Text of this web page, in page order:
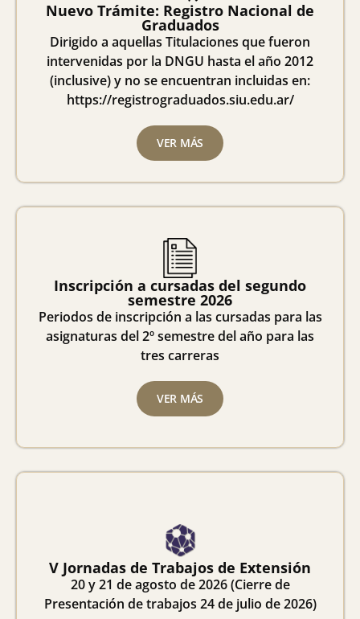
Nuevo Trámite: Registro Nacional de
Graduados
Dirigido a aquellas Titulaciones que fueron
intervenidas por la DNGU hasta el año 2012
(inclusive) y no se encuentran incluidas en:
https://registrograduados.siu.edu.ar/
VER MÁS
Inscripción a cursadas del segundo
semestre 2026
Periodos de inscripción a las cursadas para las
asignaturas del 2º semestre del año para las
tres carreras
VER MÁS
V Jornadas de Trabajos de Extensión
20 y 21 de agosto de 2026 (Cierre de
Presentación de trabajos 24 de julio de 2026)